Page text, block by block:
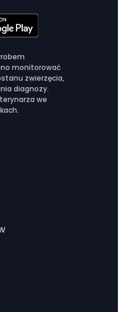
monitorować
zwierzęcia,
diagnozy.
we